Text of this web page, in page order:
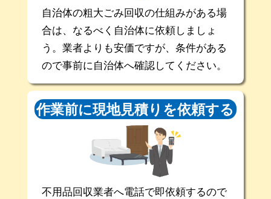
自治体の粗大ごみ回収の仕組みがある場
合は、なるべく自治体に依頼しましょ
う。業者よりも安価ですが、条件がある
ので事前に自治体へ確認してください。
作業前に現地見積りを依頼する
不用品回収業者へ電話で即依頼するので